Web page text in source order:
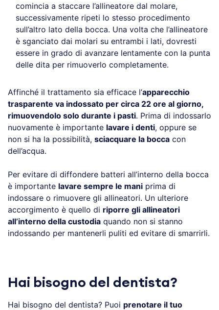
comincia a staccare l’allineatore dal molare,
successivamente ripeti lo stesso procedimento
sull’altro lato della bocca. Una volta che l’allineatore
è sganciato dai molari su entrambi i lati, dovresti
essere in grado di avanzare lentamente con la punta
delle dita per rimuoverlo completamente.
Affinché il trattamento sia efficace l’apparecchio
trasparente va indossato per circa 22 ore al giorno,
rimuovendolo solo durante i pasti. Prima di indossarlo
nuovamente è importante lavare i denti, oppure se
non si ha la possibilità, sciacquare la bocca con
dell’acqua.
Per evitare di diffondere batteri all’interno della bocca
è importante lavare sempre le mani prima di
indossare o rimuovere gli allineatori. Un ulteriore
accorgimento è quello di riporre gli allineatori
all’interno della custodia quando non si stanno
indossando per mantenerli puliti ed evitare di smarrirli.
Hai bisogno del dentista?
Hai bisogno del dentista? Puoi prenotare il tuo